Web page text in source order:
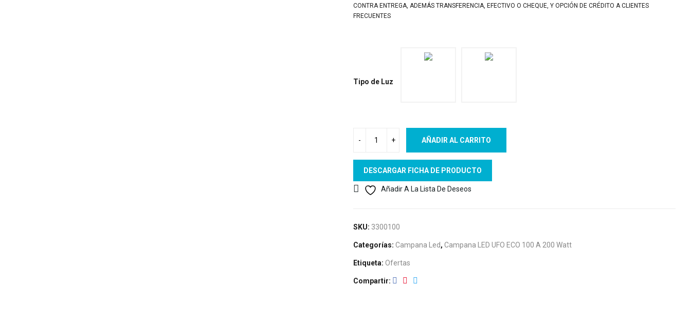
CONTRA ENTREGA, ADEMÁS TRANSFERENCIA, EFECTIVO O CHEQUE, Y OPCIÓN DE CRÉDITO A CLIENTES
FRECUENTES
Tipo de Luz
AÑADIR AL CARRITO
DESCARGAR FICHA DE PRODUCTO
Añadir A La Lista De Deseos
SKU: 3300100
Categorías: Campana Led, Campana LED UFO ECO 100 A 200 Watt
Etiqueta: Ofertas
Compartir